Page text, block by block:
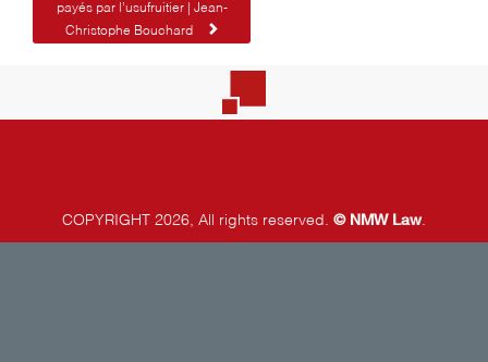
payés par l’usufruitier | Jean-
Christophe Bouchard
COPYRIGHT 2026, All rights reserved. © NMW Law.